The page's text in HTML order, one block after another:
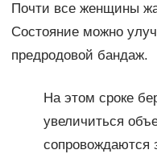
Почти все женщины
Состояние можно
предродовой бандаж.
На этом сроке
увеличиться